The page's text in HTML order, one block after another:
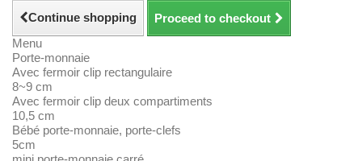
Continue shopping
Proceed to checkout
Menu
Porte-monnaie
Avec fermoir clip rectangulaire
8~9 cm
Avec fermoir clip deux compartiments
10,5 cm
Bébé porte-monnaie, porte-clefs
5cm